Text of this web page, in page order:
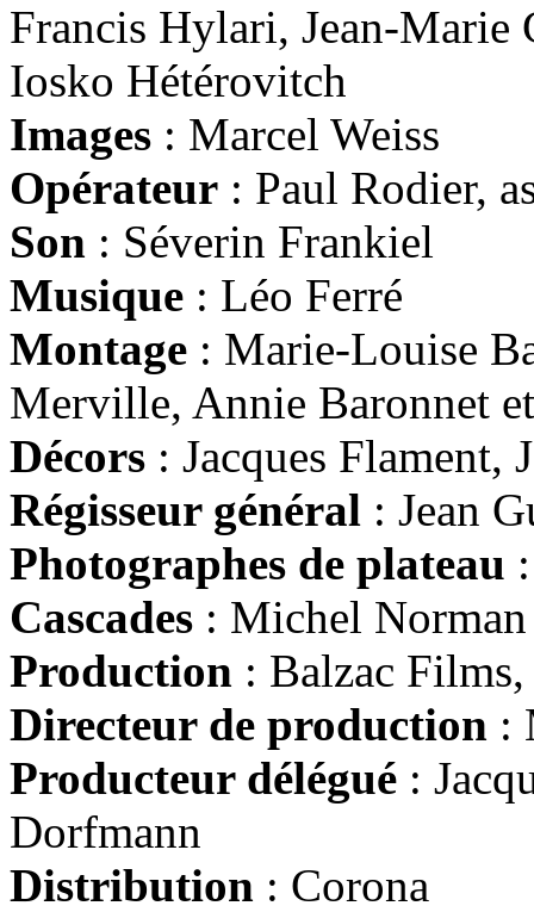
Francis Hylari, Jean-Marie
Iosko Hétérovitch
Images : Marcel Weiss
Opérateur : Paul Rodier,
Son : Séverin Frankiel
Musique : Léo Ferré
Montage : Marie-Louise
Merville, Annie Baronnet
Décors : Jacques Flament,
Régisseur général : Jean
Photographes de plateau
Cascades : Michel Norman
Production : Balzac
Directeur de production :
Producteur délégué :
Dorfmann
Distribution : Corona